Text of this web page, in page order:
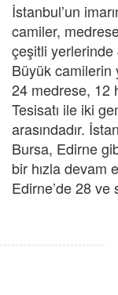
İstanbul’un
camiler,
çeşitli yerlerinde
Büyük camilerin
24 medrese, 12
Tesisatı ile iki
arasındadır.
Bursa, Edirne
bir hızla devam
Edirne’de 28 ve